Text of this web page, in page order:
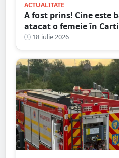
ACTUALITATE
A fost prins! Cine este
atacat o femeie în
plină zi, pe stradă
18 iulie 2026